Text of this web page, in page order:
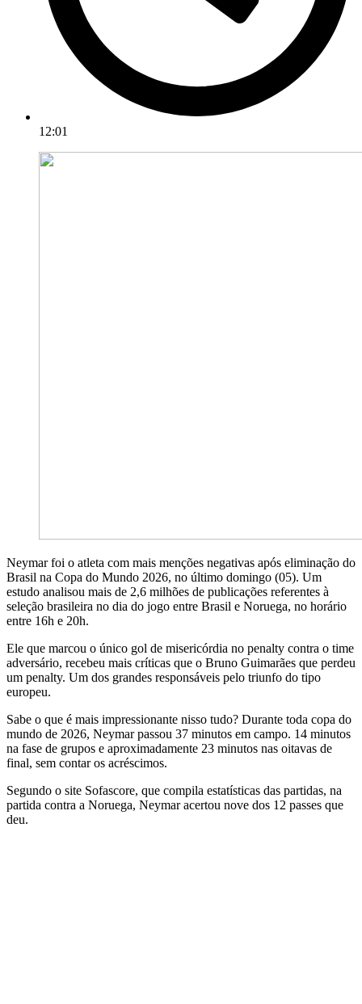
12:01
Neymar foi o atleta com mais menções negativas após eliminação do
Brasil na Copa do Mundo 2026, no último domingo (05). Um
estudo analisou mais de 2,6 milhões de publicações referentes à
seleção brasileira no dia do jogo entre Brasil e Noruega, no horário
entre 16h e 20h.
Ele que marcou o único gol de misericórdia no penalty contra o time
adversário, recebeu mais críticas que o Bruno Guimarães que perdeu
um penalty. Um dos grandes responsáveis pelo triunfo do tipo
europeu.
Sabe o que é mais impressionante nisso tudo? Durante toda copa do
mundo de 2026, Neymar passou 37 minutos em campo. 14 minutos
na fase de grupos e aproximadamente 23 minutos nas oitavas de
final, sem contar os acréscimos.
Segundo o site Sofascore, que compila estatísticas das partidas, na
partida contra a Noruega, Neymar acertou nove dos 12 passes que
deu.